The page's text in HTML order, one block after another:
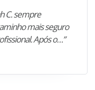
C. sempre
mais seguro
Após o…”